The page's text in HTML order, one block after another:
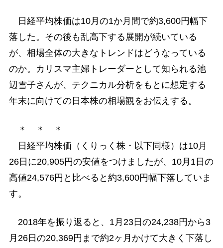
日経平均株価は10月の1か月間で約3,600円幅下
落した。その後も乱高下する展開が続いている
が、相場全体の大きなトレンドはどうなっている
のか。カリスマ主婦トレーダーとして知られる池
辺雪子さんが、テクニカル分析をもとに想定する
年末に向けての日本株の相場観をお伝えする。
＊ ＊ ＊
日経平均株価（くりっく株・以下同様）は10月
26日に20,905円の安値をつけましたが、10月1日の
高値24,576円と比べると約3,600円幅下落していま
す。
2018年を振り返ると、1月23日の24,238円から3
月26日の20,369円まで約2ヶ月かけて大きく下落し